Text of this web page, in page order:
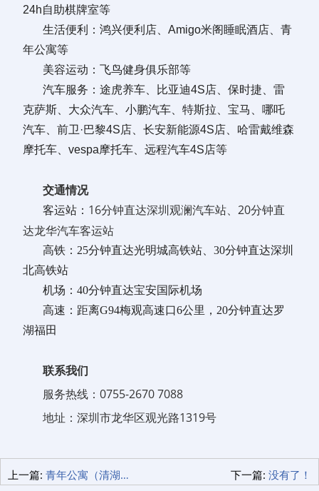
24h自助棋牌室等
生活便利：鸿兴便利店、Amigo米阁睡眠酒店 、青
年公寓等
美容运动：飞鸟健身俱乐部等
汽车服务：途虎养车、比亚迪4S店、保时捷、雷
克萨斯、大众汽车、小鹏汽车、特斯拉、宝马、哪吒
汽车、前卫·巴黎4S店、长安新能源4S店、哈雷戴维森
摩托车、vespa摩托车、远程汽车4S店等
交通情况
客运站： 16分钟直达深圳观澜汽车站、20分钟直
达龙华汽车客运站
高铁：25分钟直达光明城高铁站、30分钟直达深圳
北高铁站
机场：40分钟直达宝安国际机场
高速：距离G94梅观高速口6公里，20分钟直达罗
湖福田
联系我们
服务热线：0755-2670 7088
地址：深圳市龙华区观光路1319号
上一篇: 青年公寓（清湖店） 下一篇: 没有了！